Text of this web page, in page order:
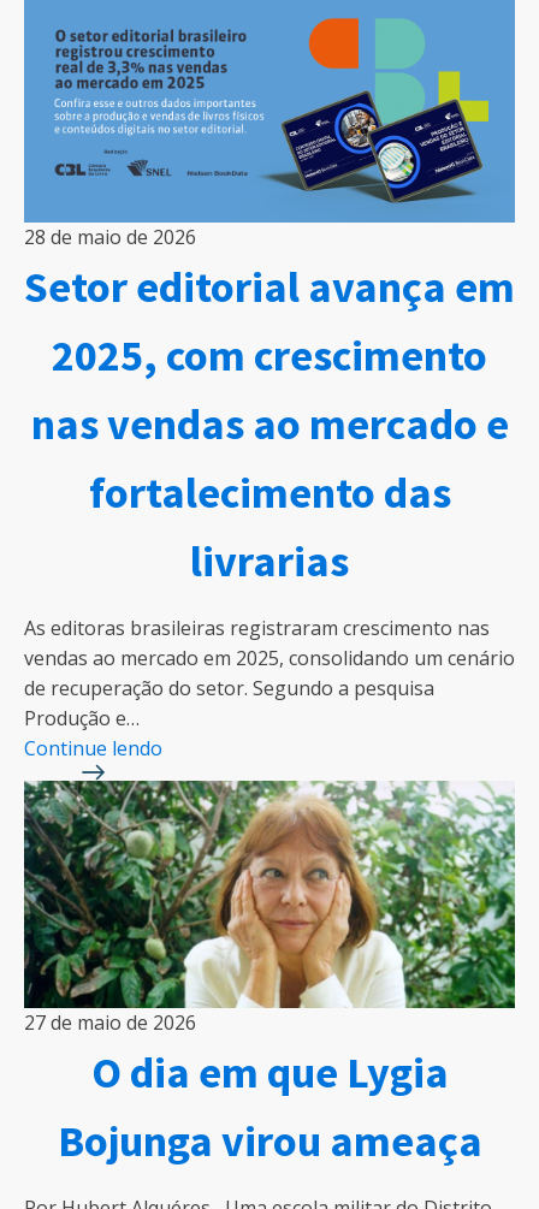
28 de maio de 2026
Setor editorial avança em
2025, com crescimento
nas vendas ao mercado e
fortalecimento das
livrarias
As editoras brasileiras registraram crescimento nas
vendas ao mercado em 2025, consolidando um cenário
de recuperação do setor. Segundo a pesquisa
Produção e…
Continue lendo
27 de maio de 2026
O dia em que Lygia
Bojunga virou ameaça